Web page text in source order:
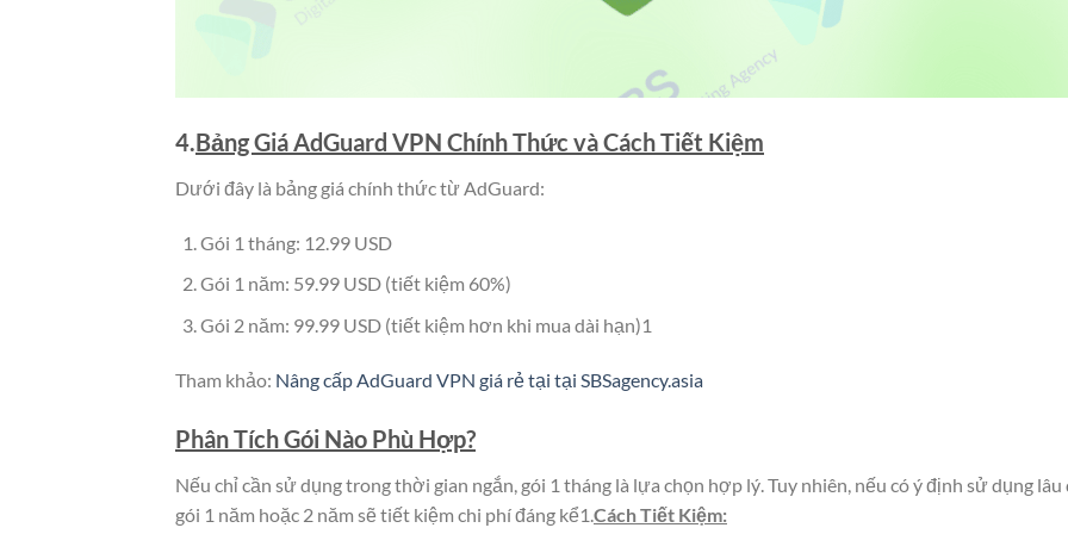
4.Bảng Giá AdGuard VPN Chính Thức và Cách Tiết Kiệm
Dưới đây là bảng giá chính thức từ AdGuard:
Gói 1 tháng: 12.99 USD
Gói 1 năm: 59.99 USD (tiết kiệm 60%)
Gói 2 năm: 99.99 USD (tiết kiệm hơn khi mua dài hạn)1
Tham khảo: Nâng cấp AdGuard VPN giá rẻ tại tại SBSagency.asia
Phân Tích Gói Nào Phù Hợp?
Nếu chỉ cần sử dụng trong thời gian ngắn, gói 1 tháng là lựa chọn hợp lý. Tuy nhiên, nếu có ý định sử dụng lâu
gói 1 năm hoặc 2 năm sẽ tiết kiệm chi phí đáng kể1. Cách Tiết Kiệm: